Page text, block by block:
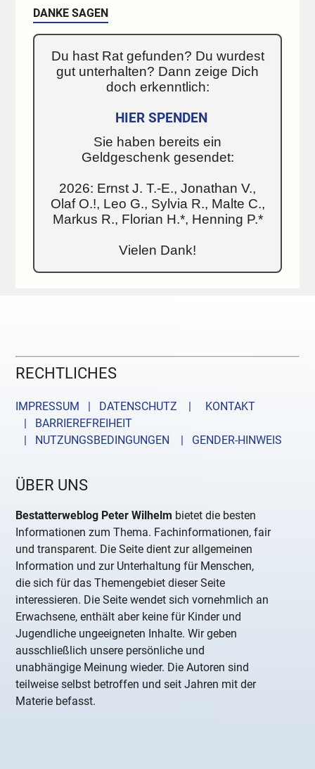
DANKE SAGEN
Du hast Rat gefunden? Du wurdest
gut unterhalten? Dann zeige Dich
doch erkenntlich:
HIER SPENDEN
Sie haben bereits ein
Geldgeschenk gesendet:
2026: Ernst J. T.-E., Jonathan V.,
Olaf O.!, Leo G., Sylvia R., Malte C.,
Markus R., Florian H.*, Henning P.*
Vielen Dank!
RECHTLICHES
IMPRESSUM | DATENSCHUTZ |
KONTAKT
| BARRIEREFREIHEIT
| NUTZUNGSBEDINGUNGEN
| GENDER-HINWEIS
ÜBER UNS
Bestatterweblog Peter Wilhelm bietet die besten
Informationen zum Thema. Fachinformationen, fair
und transparent. Die Seite dient zur allgemeinen
Information und zur Unterhaltung für Menschen,
die sich für das Themengebiet dieser Seite
interessieren. Die Seite wendet sich vornehmlich an
Erwachsene, enthält aber keine für Kinder und
Jugendliche ungeeigneten Inhalte. Wir geben
ausschließlich unsere persönliche und
unabhängige Meinung wieder. Die Autoren sind
teilweise selbst betroffen und seit Jahren mit der
Materie befasst.